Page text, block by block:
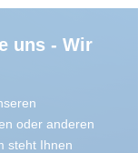
uns - Wir
oder anderen
steht Ihnen